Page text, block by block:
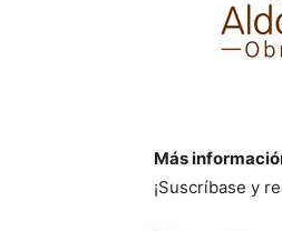
Más
¡Suscríbase y